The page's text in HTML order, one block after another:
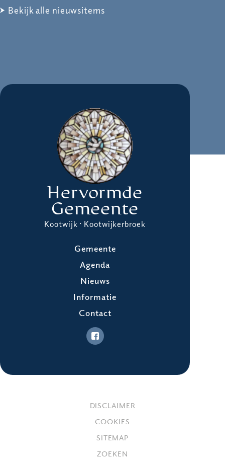
Bekijk alle nieuwsitems
Hervormde
Gemeente
Kootwijk · Kootwijkerbroek
Gemeente
Agenda
Nieuws
Informatie
Contact
DISCLAIMER
COOKIES
SITEMAP
ZOEKEN